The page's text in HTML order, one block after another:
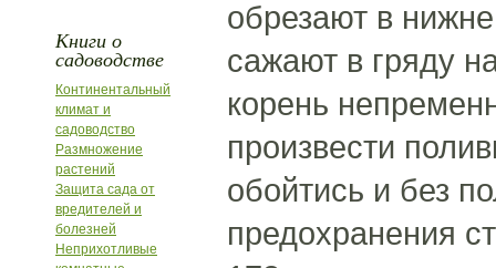
Книги о
садоводстве
Континентальный
климат и
садоводство
Размножение
растений
Защита сада от
вредителей и
болезней
Неприхотливые
обрезают в
сажают в гряду
корень
произвести
обойтись и без
предохранения